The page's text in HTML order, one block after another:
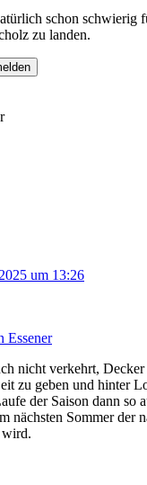
schon schwierig
zu landen.
um 13:26
Essener
nicht verkehrt, Decker
zu geben und hinter
der Saison dann so
nächsten Sommer der